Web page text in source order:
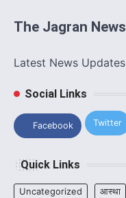
The Jagran News
Latest News Updates
Social Links
Facebook Twitter
Quick Links
Uncategorized आस्था